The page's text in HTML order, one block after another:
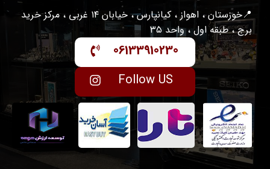
📍خوزستان ، اهواز ، کیانپارس ، خیابان ۱۴ غربی ، مرکز خرید
برج ، طبقه اول ، واحد ۳۵
06133910230
Follow US